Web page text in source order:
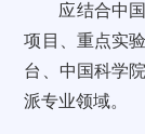
应结合中
项目、重点实
台、中国科学
派专业领域。